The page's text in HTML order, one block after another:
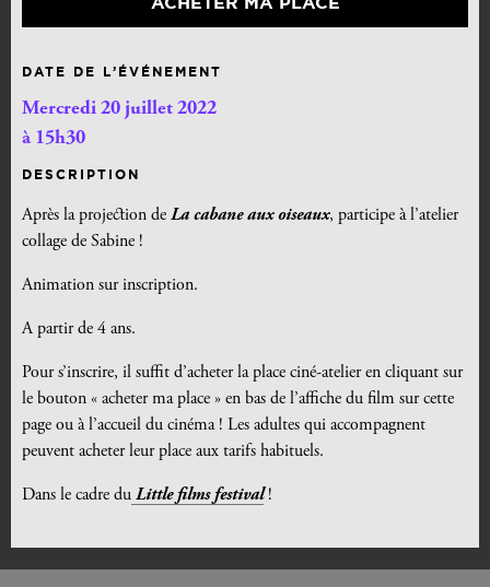
DATE DE L’ÉVÉNEMENT
Mercredi 20 juillet 2022
à 15h30
DESCRIPTION
Après la projection de La cabane aux oiseaux, participe à l’atelier
collage de Sabine !
Animation sur inscription.
A partir de 4 ans.
Pour s’inscrire, il suffit d’acheter la place ciné-atelier en cliquant sur
le bouton « acheter ma place » en bas de l’affiche du film sur cette
page ou à l’accueil du cinéma ! Les adultes qui accompagnent
peuvent acheter leur place aux tarifs habituels.
Dans le cadre du Little films festival!